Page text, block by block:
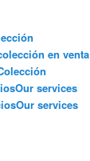
en venta
Our services
Our services